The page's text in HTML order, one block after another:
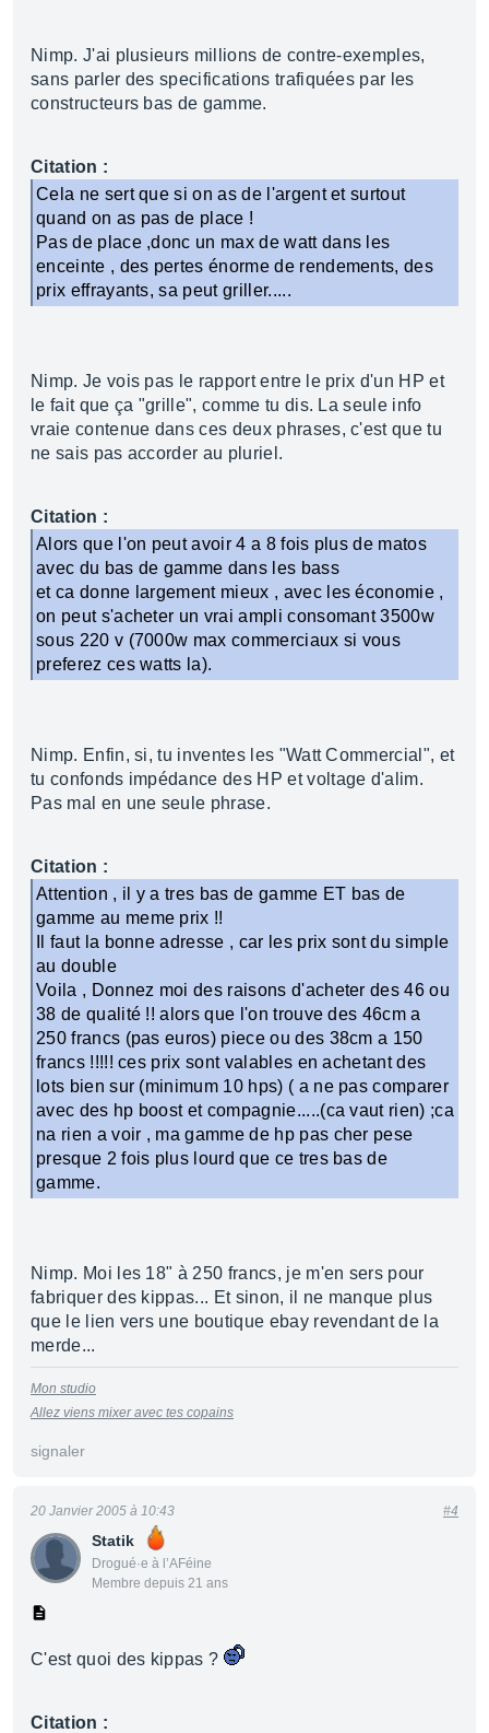
Nimp. J'ai plusieurs millions de contre-exemples,
sans parler des specifications trafiquées par les
constructeurs bas de gamme.
Citation :
Cela ne sert que si on as de l'argent et surtout
quand on as pas de place !
Pas de place ,donc un max de watt dans les
enceinte , des pertes énorme de rendements, des
prix effrayants, sa peut griller.....
Nimp. Je vois pas le rapport entre le prix d'un HP et
le fait que ça "grille", comme tu dis. La seule info
vraie contenue dans ces deux phrases, c'est que tu
ne sais pas accorder au pluriel.
Citation :
Alors que l'on peut avoir 4 a 8 fois plus de matos
avec du bas de gamme dans les bass
et ca donne largement mieux , avec les économie ,
on peut s'acheter un vrai ampli consomant 3500w
sous 220 v (7000w max commerciaux si vous
preferez ces watts la).
Nimp. Enfin, si, tu inventes les "Watt Commercial", et
tu confonds impédance des HP et voltage d'alim.
Pas mal en une seule phrase.
Citation :
Attention , il y a tres bas de gamme ET bas de
gamme au meme prix !!
Il faut la bonne adresse , car les prix sont du simple
au double
Voila , Donnez moi des raisons d'acheter des 46 ou
38 de qualité !! alors que l'on trouve des 46cm a
250 francs (pas euros) piece ou des 38cm a 150
francs !!!!! ces prix sont valables en achetant des
lots bien sur (minimum 10 hps) ( a ne pas comparer
avec des hp boost et compagnie.....(ca vaut rien) ;ca
na rien a voir , ma gamme de hp pas cher pese
presque 2 fois plus lourd que ce tres bas de
gamme.
Nimp. Moi les 18" à 250 francs, je m'en sers pour
fabriquer des kippas... Et sinon, il ne manque plus
que le lien vers une boutique ebay revendant de la
merde...
Mon studio
Allez viens mixer avec tes copains
signaler
Statik
Drogué·e à l’AFéine
Membre depuis 21 ans
20 Janvier 2005 à 10:43 #4
C'est quoi des kippas ?
Citation :